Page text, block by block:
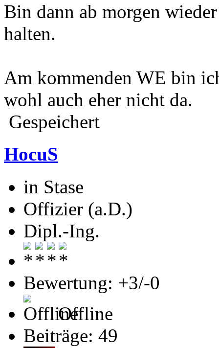
Bin dann ab morgen
halten.
Am kommenden WE bin
wohl auch eher nicht da.
Gespeichert
HocuS
in Stase
Offizier (a.D.)
Dipl.-Ing.
Bewertung: +3/-0
Offline
Beiträge: 49